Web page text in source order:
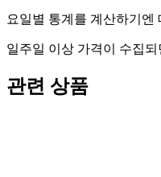
요일별 통계를 계산하기엔
일주일 이상 가격이 수집
관련 상품